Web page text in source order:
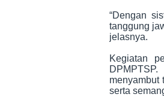
“Dengan
tanggung
jelasnya.
Kegiatan
menyambut
serta